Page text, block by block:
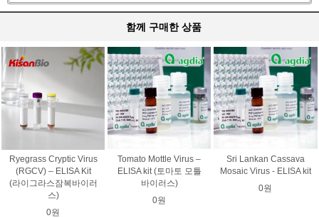
함께 구매한 상품
Ryegrass Cryptic Virus
(RGCV) – ELISA Kit
(라이그라스잠복바이러
스)
0원
Tomato Mottle Virus –
ELISA kit (토마토 모틀
바이러스)
0원
Sri Lankan Cassava
Mosaic Virus - ELISA kit
0원